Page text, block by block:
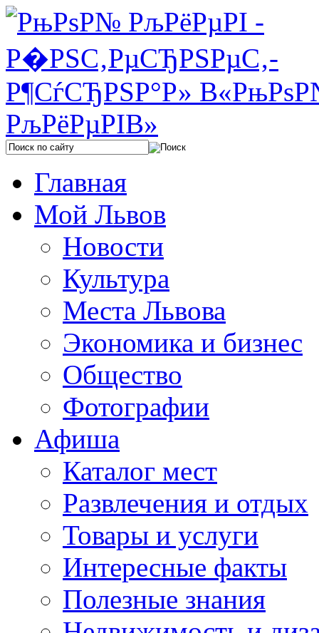
Главная
Мой Львов
Новости
Культура
Места Львова
Экономика и бизнес
Общество
Фотографии
Афиша
Каталог мест
Развлечения и отдых
Товары и услуги
Интересные факты
Полезные знания